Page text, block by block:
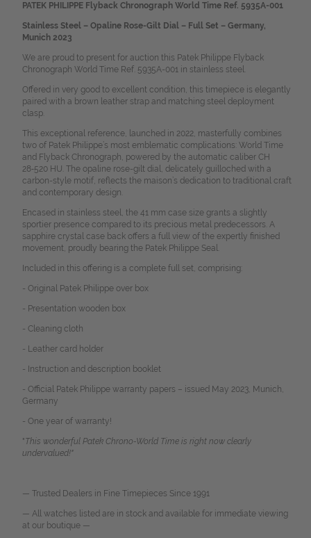
PATEK PHILIPPE Flyback Chronograph World Time Ref. 5935A-001
Stainless Steel – Opaline Rose-Gilt Dial – Full Set – Germany,
Munich 2023
We are proud to present for auction this Patek Philippe Flyback
Chronograph World Time Ref. 5935A-001 in stainless steel.
Offered in very good to excellent condition, this timepiece is elegantly
paired with a brown leather strap and matching steel deployment
clasp.
This exceptional reference, launched in 2022, masterfully combines
two of Patek Philippe’s most emblematic complications: World Time
and Flyback Chronograph, powered by the automatic caliber CH
28‑520 HU. The opaline rose-gilt dial, delicately guilloched with a
carbon-style motif, reflects the maison’s dedication to traditional craft
and contemporary design.
Encased in stainless steel, the 41 mm case size grants a slightly
sportier presence compared to its precious metal predecessors. A
sapphire crystal case back offers a full view of the expertly finished
movement, proudly bearing the Patek Philippe Seal.
Included in this offering is a complete full set, comprising:
- Original Patek Philippe over box
- Presentation wooden box
- Cleaning cloth
- Leather card holder
- Instruction and description booklet
- Official Patek Philippe warranty papers – issued May 2023, Munich,
Germany
- One year of warranty!
"This wonderful Patek Chrono-World Time is right now clearly
undervalued!"
— Trusted Dealers in Fine Timepieces Since 1991
— All watches listed are in stock and available for immediate viewing
at our boutique —